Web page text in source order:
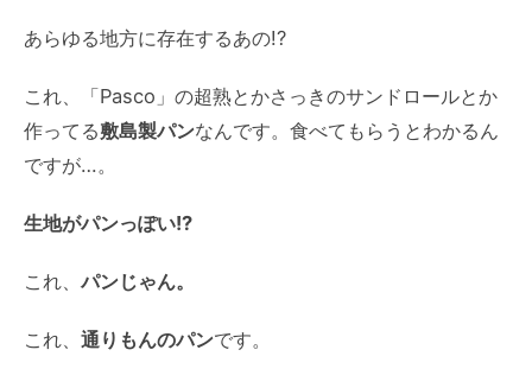
あらゆる地方に存在するあの!?
これ、「Pasco」の超熟とかさっきのサンドロールとか
作ってる敷島製パンなんです。食べてもらうとわかるん
ですが…。
生地がパンっぽい!?
これ、 パンじゃん。
これ、 通りもんのパンです。